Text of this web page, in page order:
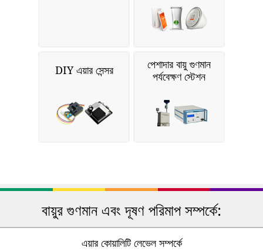
DIY এয়ার সেন্সর
পেশাদার বায়ু গুণমান
পর্যবেক্ষণ স্টেশন
বায়ুর গুণমান এবং দূষণ পরিমাপ সম্পর্কে:
এয়ার কোয়ালিটি লেভেল সম্পর্কে